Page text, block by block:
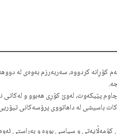
له‌‌ بۆستۆن چاوم پێیكه‌‌وت، له‌‌وێ كۆڕی
باسیشی له‌‌ داهاتووی پرۆسه‌‌كانی
كۆمه‌‌ڵایه‌‌تی و سیاسی بووه‌ و به‌‌ڕاستی